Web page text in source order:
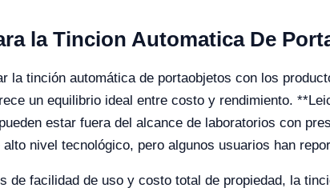
la Tincion Automatica De
la tinción automática de portaobjetos con los
un equilibrio ideal entre costo y rendimiento.
estar fuera del alcance de laboratorios con
alto nivel tecnológico, pero algunos usuarios han
de facilidad de uso y costo total de propiedad, la